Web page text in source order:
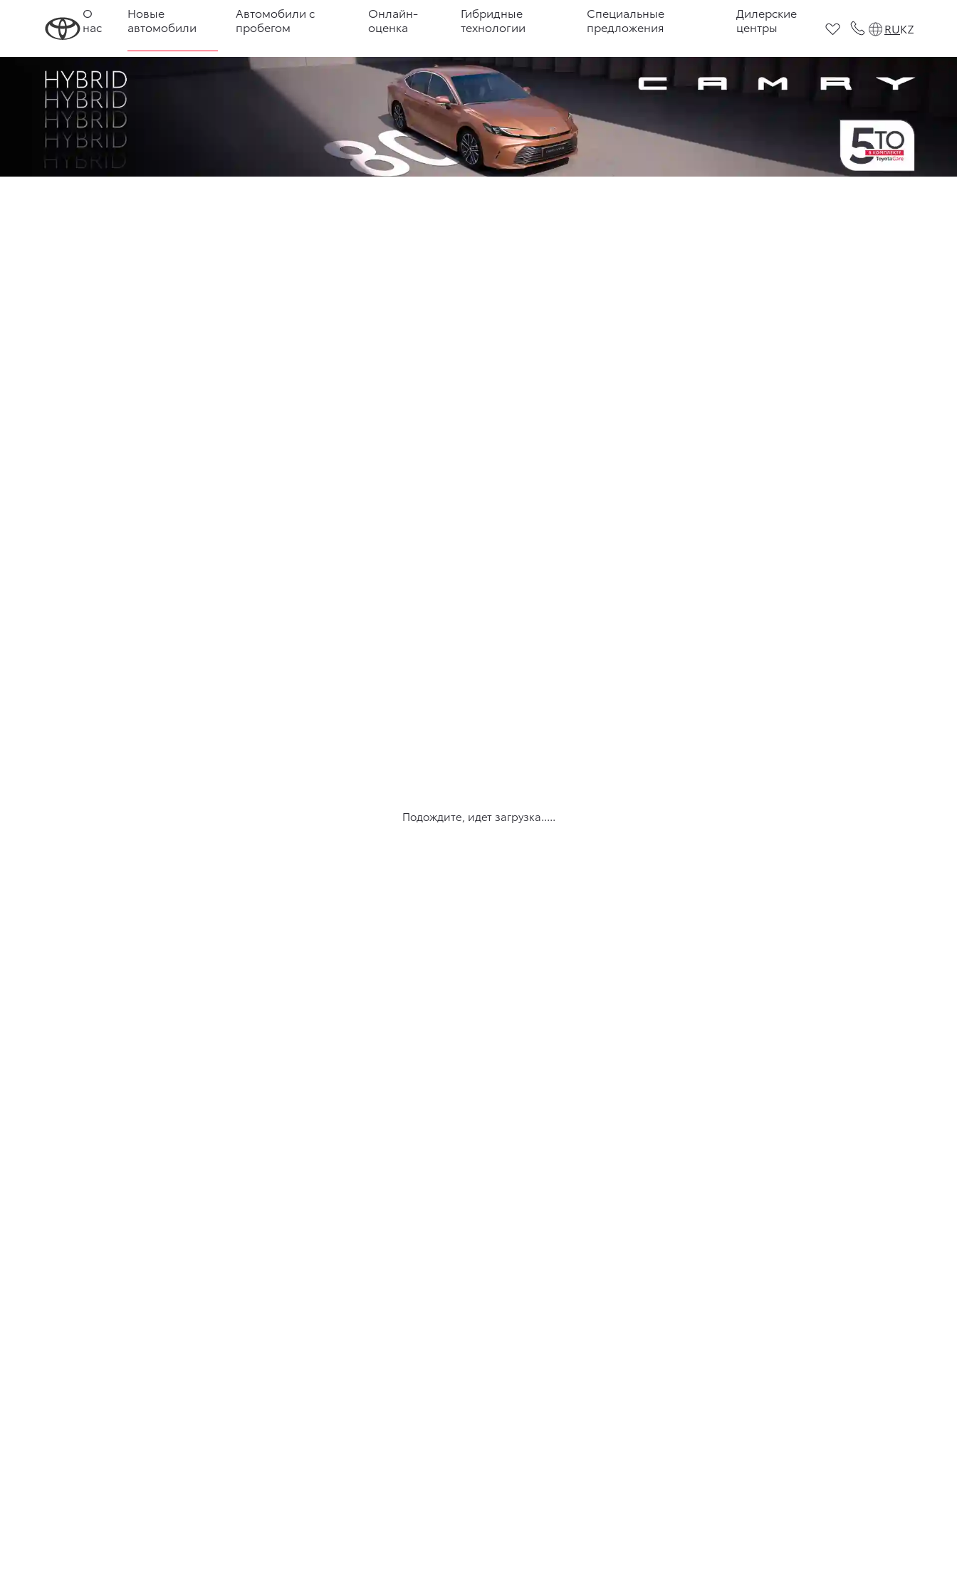
О
нас
Новые
автомобили
Автомобили с
пробегом
Онлайн-
оценка
Гибридные
технологии
Специальные
предложения
Дилерские
центры
RUKZ
Подождите, идет загрузка.....